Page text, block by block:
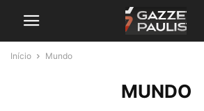
Início Mundo
MUNDO